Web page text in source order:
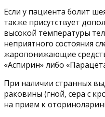
Если у пациента болит
также присутствует
высокой температуры
неприятного состояния
жаропонижающие
«Аспирин» либо
При наличии странных
раковины (гной, сера с
на прием к